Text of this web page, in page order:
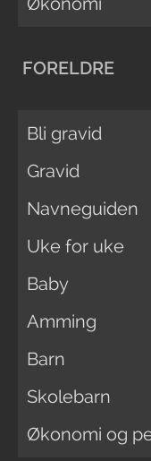
FORELDRE
Bli gravid
Gravid
Navneguiden
Uke for uke
Baby
Amming
Barn
Skolebarn
Økonomi og